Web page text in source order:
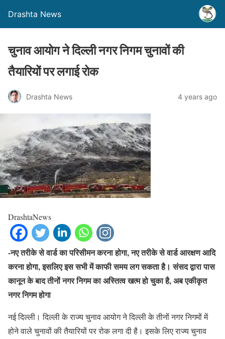
Drashta News
चुनाव आयोग ने दिल्ली नगर निगम चुनावों की
तैयारियों पर लगाई रोक
Drashta News 4 years ago
DrashtaNews
-नए तरीके से वार्ड का परिसीमन करना होगा, नए तरीके से वार्ड आरक्षण आदि
करना होगा, इसलिए इस सभी में काफी समय लग सकता है। संसद द्वारा पास
कानून के बाद तीनों नगर निगम का अस्तित्व खत्म हो चुका है, अब एकीकृत
नगर निगम होगा
नई दिल्ली। दिल्ली के राज्य चुनाव आयोग ने दिल्ली के तीनों नगर निगमों में
होने वाले चुनावों की तैयारियों पर रोक लगा दी है। इसके लिए राज्य चुनाव